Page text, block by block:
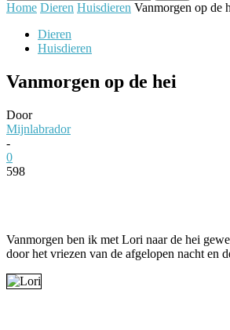
Home Dieren Huisdieren Vanmorgen op de
Dieren
Huisdieren
Vanmorgen op de hei
Door
Mijnlabrador
-
0
598
Vanmorgen ben ik met Lori naar de hei
door het vriezen van de afgelopen nacht en